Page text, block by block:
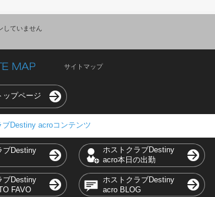
していません
サイトマップ
ップページ
ブDestiny acroコンテンツ
ブDestiny
ホストクラブDestiny
acro本日の出勤
ブDestiny
FAVO
ホストクラブDestiny
acro BLOG